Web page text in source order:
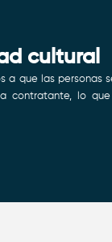
cultural
a que las personas
contratante, lo